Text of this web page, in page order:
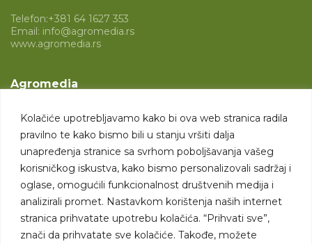
Kolačiće upotrebljavamo kako bi ova web stranica radila
pravilno te kako bismo bili u stanju vršiti dalja
unapređenja stranice sa svrhom poboljšavanja vašeg
korisničkog iskustva, kako bismo personalizovali sadržaj i
oglase, omogućili funkcionalnost društvenih medija i
analizirali promet. Nastavkom korištenja naših internet
stranica prihvatate upotrebu kolačića. “Prihvati sve”,
znači da prihvatate sve kolačiće. Takođe, možete
Telefon:+381 64 1627 353
Email: info@agromedia.rs
www.agromedia.rs
Agromedia
Svet poljoprivrede
Marketing usluge
Tražimo saradnike
Kontakt
Kontakt